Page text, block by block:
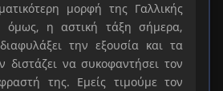
μορφή της Γαλλικής
όμως, η αστική τάξη σήμερα,
την εξουσία και τα
διστάζει να συκοφαντήσει τον
της. Εμείς τιμούμε τον